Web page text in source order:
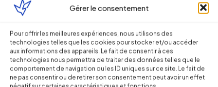
Gérer le consentement
Pour offrir les meilleures expériences, nous utilisons des
technologies telles que les cookies pour stocker et/ou accéder
aux informations des appareils. Le fait de consentir à ces
technologies nous permettra de traiter des données telles que le
comportement de navigation ou les ID uniques sur ce site. Le fait de
ne pas consentir ou de retirer son consentement peut avoir un effet
ayant bénéficié antérieurement d’une
succession de contrats à durée déterminée
au sein de l’entreprise dont le total cumulé
s’élevait à douze mois ou plus, l’entreprise
calculant l’ancienneté contrat par contrat ;
qu’il s’ensuit une différence de traitement
entre le salarié titulaire d’un contrat à